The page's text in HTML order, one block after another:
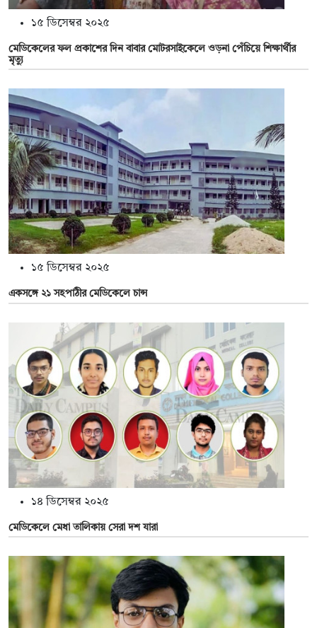
১৫ ডিসেম্বর ২০২৫
মেডিকেলের ফল প্রকাশের দিন বাবার মোটরসাইকেলে ওড়না পেঁচিয়ে শিক্ষার্থীর
মৃত্যু
১৫ ডিসেম্বর ২০২৫
একসঙ্গে ২১ সহপাঠীর মেডিকেলে চান্স
১৪ ডিসেম্বর ২০২৫
মেডিকেলে মেধা তালিকায় সেরা দশ যারা